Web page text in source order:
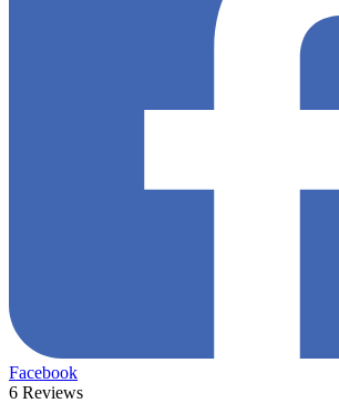
Facebook
6 Reviews